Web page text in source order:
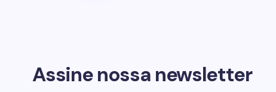
Assine nossa newsletter